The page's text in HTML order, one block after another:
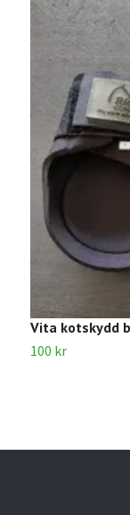
Vita kotskydd
100 kr